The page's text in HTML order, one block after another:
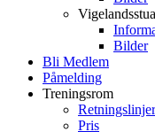
Vigelandsstua
Bilder
Bli Medlem
Påmelding
Treningsrom
Pris